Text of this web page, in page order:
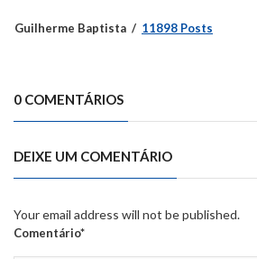
Guilherme Baptista 11898 Posts
0 COMENTÁRIOS
DEIXE UM COMENTÁRIO
Your email address will not be published.
Comentário*